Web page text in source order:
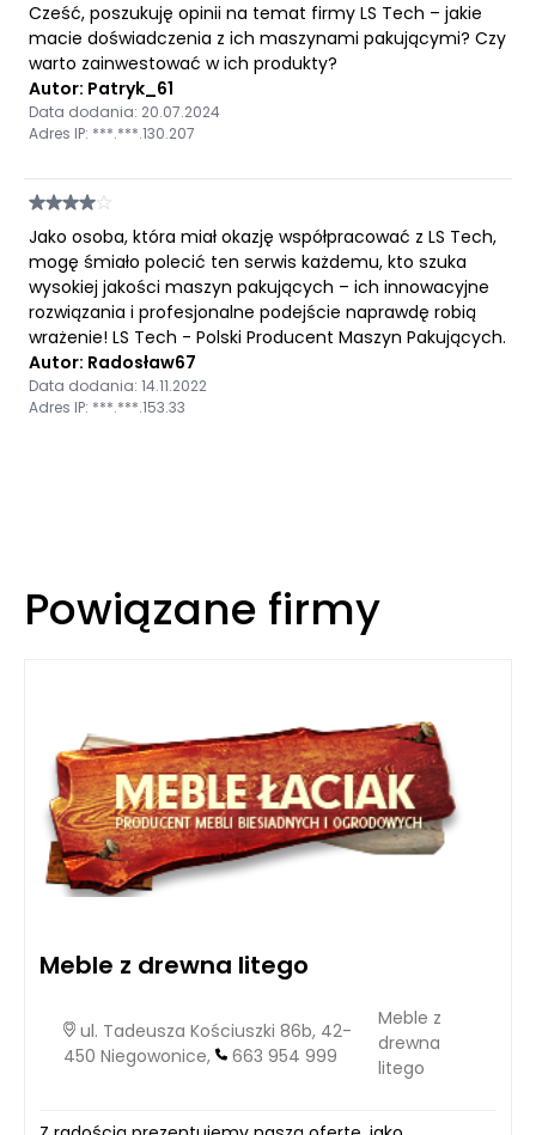
Cześć, poszukuję opinii na temat firmy LS Tech – jakie
macie doświadczenia z ich maszynami pakującymi? Czy
warto zainwestować w ich produkty?
Autor: Patryk_61
Data dodania: 20.07.2024
Adres IP: ***.***.130.207
Jako osoba, która miał okazję współpracować z LS Tech,
mogę śmiało polecić ten serwis każdemu, kto szuka
wysokiej jakości maszyn pakujących – ich innowacyjne
rozwiązania i profesjonalne podejście naprawdę robią
wrażenie! LS Tech - Polski Producent Maszyn Pakujących.
Autor: Radosław67
Data dodania: 14.11.2022
Adres IP: ***.***.153.33
Powiązane firmy
Meble z drewna litego
ul. Tadeusza Kościuszki 86b, 42-
450 Niegowonice,
663 954 999
Meble z
drewna
litego